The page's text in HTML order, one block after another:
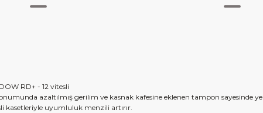
RD+ - 12 vitesli
azaltılmış gerilim ve kasnak kafesine eklenen tampon
kasetleriyle uyumluluk menzili artırır.